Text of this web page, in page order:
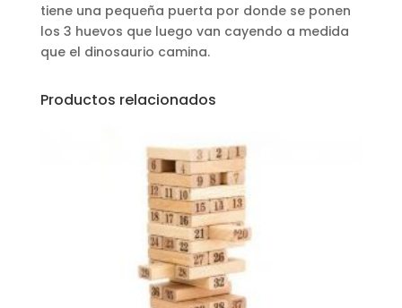
tiene una pequeña puerta por donde se ponen
los 3 huevos que luego van cayendo a medida
que el dinosaurio camina.
Productos relacionados